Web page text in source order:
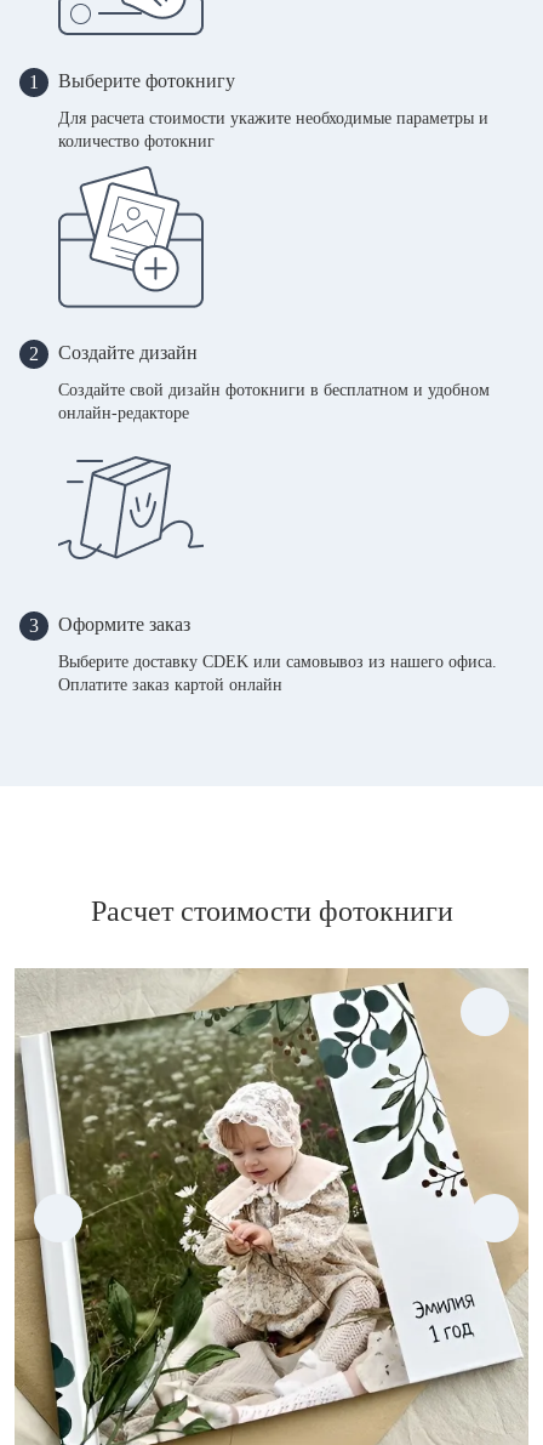
1 Выберите фотокнигу
Для расчета стоимости укажите необходимые параметры и
количество фотокниг
2 Создайте дизайн
Создайте свой дизайн фотокниги в бесплатном и удобном
онлайн-редакторе
3 Оформите заказ
Выберите доставку CDEK или самовывоз из нашего офиса.
Оплатите заказ картой онлайн
Расчет стоимости фотокниги